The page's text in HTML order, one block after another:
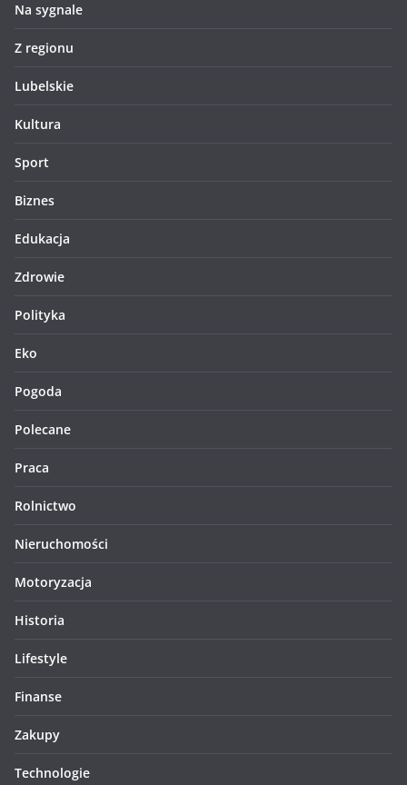
Na sygnale
Z regionu
Lubelskie
Kultura
Sport
Biznes
Edukacja
Zdrowie
Polityka
Eko
Pogoda
Polecane
Praca
Rolnictwo
Nieruchomości
Motoryzacja
Historia
Lifestyle
Finanse
Zakupy
Technologie